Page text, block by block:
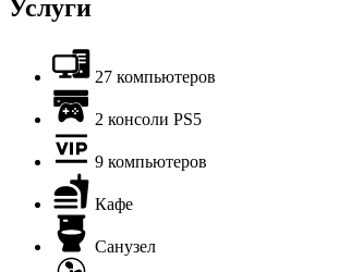
Услуги
27 компьютеров
2 консоли PS5
9 компьютеров
Кафе
Санузел